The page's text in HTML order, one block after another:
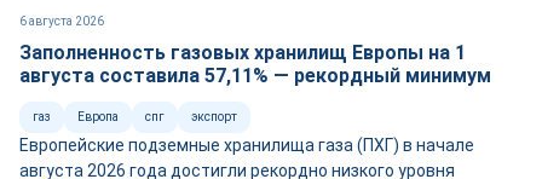
6 августа 2026
Заполненность газовых хранилищ Европы на 1
августа составила 57,11% — рекордный минимум
газ Европа спг экспорт
Европейские подземные хранилища газа (ПХГ) в начале
августа 2026 года достигли рекордно низкого уровня